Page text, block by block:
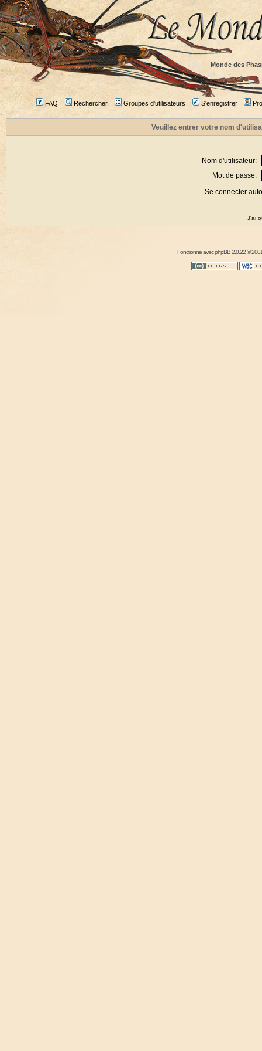
Monde des
FAQ Rechercher Groupes d'utilisateurs S'enregistrer
Veuillez entrer votre nom
Nom d'utilisateur:
Mot de passe:
Se connecter
J'ai
Fonctionne avecphpBB2.0.22 ©